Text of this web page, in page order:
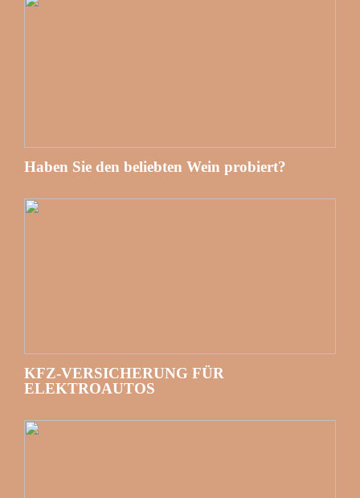
Haben Sie den beliebten Wein probiert?
KFZ-VERSICHERUNG FÜR
ELEKTROAUTOS